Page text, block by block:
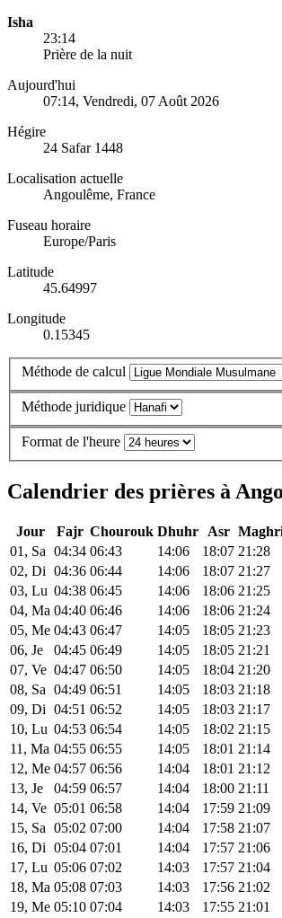
Isha
23:14
Prière de la nuit
Aujourd'hui
07:14, Vendredi, 07 Août 2026
Hégire
24 Safar 1448
Localisation actuelle
Angoulême, France
Fuseau horaire
Europe/Paris
Latitude
45.64997
Longitude
0.15345
Méthode de calcul
Méthode juridique
Format de l'heure
Calendrier des prières à
Jour Fajr Chourouk Dhuhr Asr
01, Sa 04:34 06:43 14:06 18:07 21:28
02, Di 04:36 06:44 14:06 18:07 21:27
03, Lu 04:38 06:45 14:06 18:06 21:25
04, Ma 04:40 06:46 14:06 18:06 21:24
05, Me 04:43 06:47 14:05 18:05 21:23
06, Je
04:45 06:49 14:05 18:05 21:21
07, Ve 04:47 06:50 14:05 18:04 21:20
08, Sa 04:49 06:51 14:05 18:03 21:18
09, Di 04:51 06:52 14:05 18:03 21:17
10, Lu 04:53 06:54 14:05 18:02 21:15
11, Ma 04:55 06:55 14:05 18:01 21:14
12, Me 04:57 06:56 14:04 18:01 21:12
13, Je
04:59 06:57 14:04 18:00 21:11
14, Ve 05:01 06:58 14:04 17:59 21:09
15, Sa 05:02 07:00 14:04 17:58 21:07
16, Di 05:04 07:01 14:04 17:57 21:06
17, Lu 05:06 07:02 14:03 17:57 21:04
18, Ma 05:08 07:03 14:03 17:56 21:02
19, Me 05:10 07:04 14:03 17:55 21:01